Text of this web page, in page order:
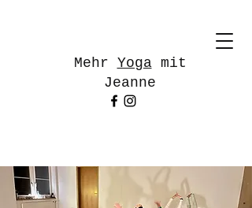
Mehr Yogamit
Jeanne